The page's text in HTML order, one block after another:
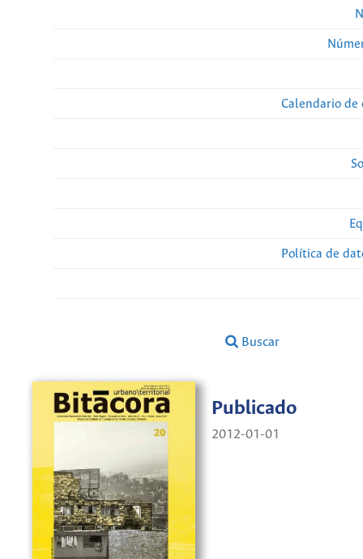
Calendario de
Política de
Buscar
Publicado
2012-01-01